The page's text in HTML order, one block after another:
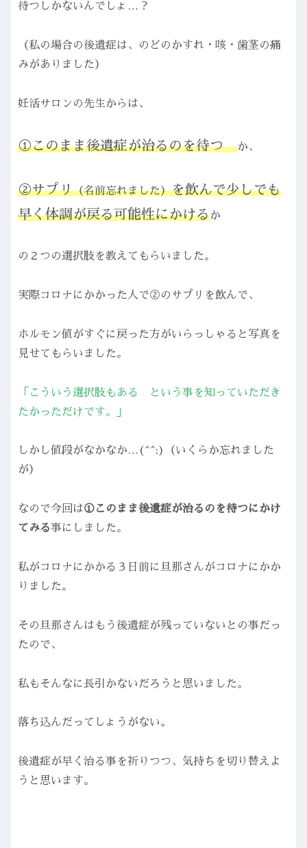
待つしかないんでしょ…？
（私の場合の後遺症は、のどのかすれ・咳・歯茎の痛
みがありました）
妊活サロンの先生からは、
①このまま後遺症が治るのを待つか、
②サプリ（名前忘れました）を飲んで少しでも
早く体調が戻る可能性にかけるか
の２つの選択肢を教えてもらいました。
実際コロナにかかった人で②のサプリを飲んで、
ホルモン値がすぐに戻った方がいらっしゃると写真を
見せてもらいました。
「こういう選択肢もある という事を知っていただき
たかっただけです。」
しかし値段がなかなか…(^^;)（いくらか忘れました
が）
なので今回は①このまま後遺症が治るのを待つにかけ
てみる事にしました。
私がコロナにかかる３日前に旦那さんがコロナにかか
りました。
その旦那さんはもう後遺症が残っていないとの事だっ
たので、
私もそんなに長引かないだろうと思いました。
落ち込んだってしょうがない。
後遺症が早く治る事を祈りつつ、気持ちを切り替えよ
うと思います。